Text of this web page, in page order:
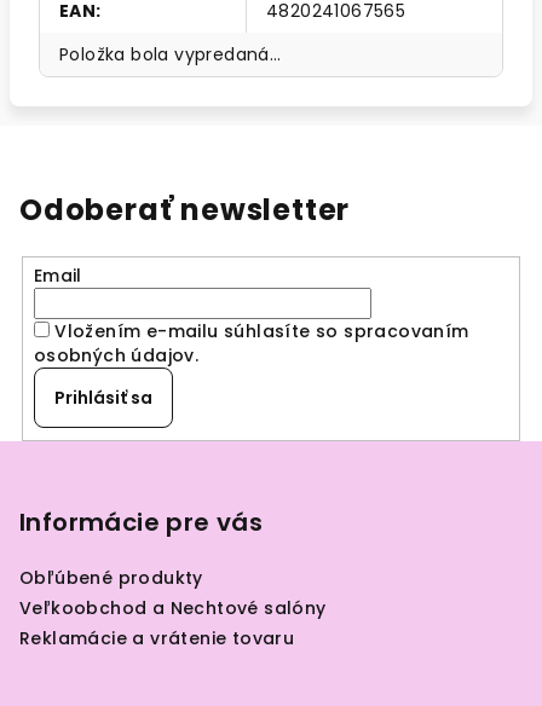
EAN:
4820241067565
Položka bola vypredaná…
Odoberať newsletter
Email
Vložením e-mailu súhlasíte so spracovaním
osobných údajov.
Prihlásiť sa
Informácie pre vás
Obľúbené produkty
Veľkoobchod a Nechtové salóny
Reklamácie a vrátenie tovaru